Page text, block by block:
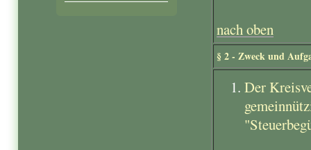
nach oben
§ 2 - Zweck und
Der